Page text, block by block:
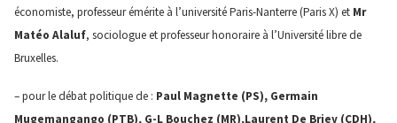
économiste, professeur émérite à l’université Paris-Nanterre (Paris X) et Mr
Matéo Alaluf, sociologue et professeur honoraire à l’Université libre de
Bruxelles.
– pour le débat politique de : Paul Magnette (PS), Germain
Mugemangango (PTB), G-L Bouchez (MR),Laurent De Briey (CDH),